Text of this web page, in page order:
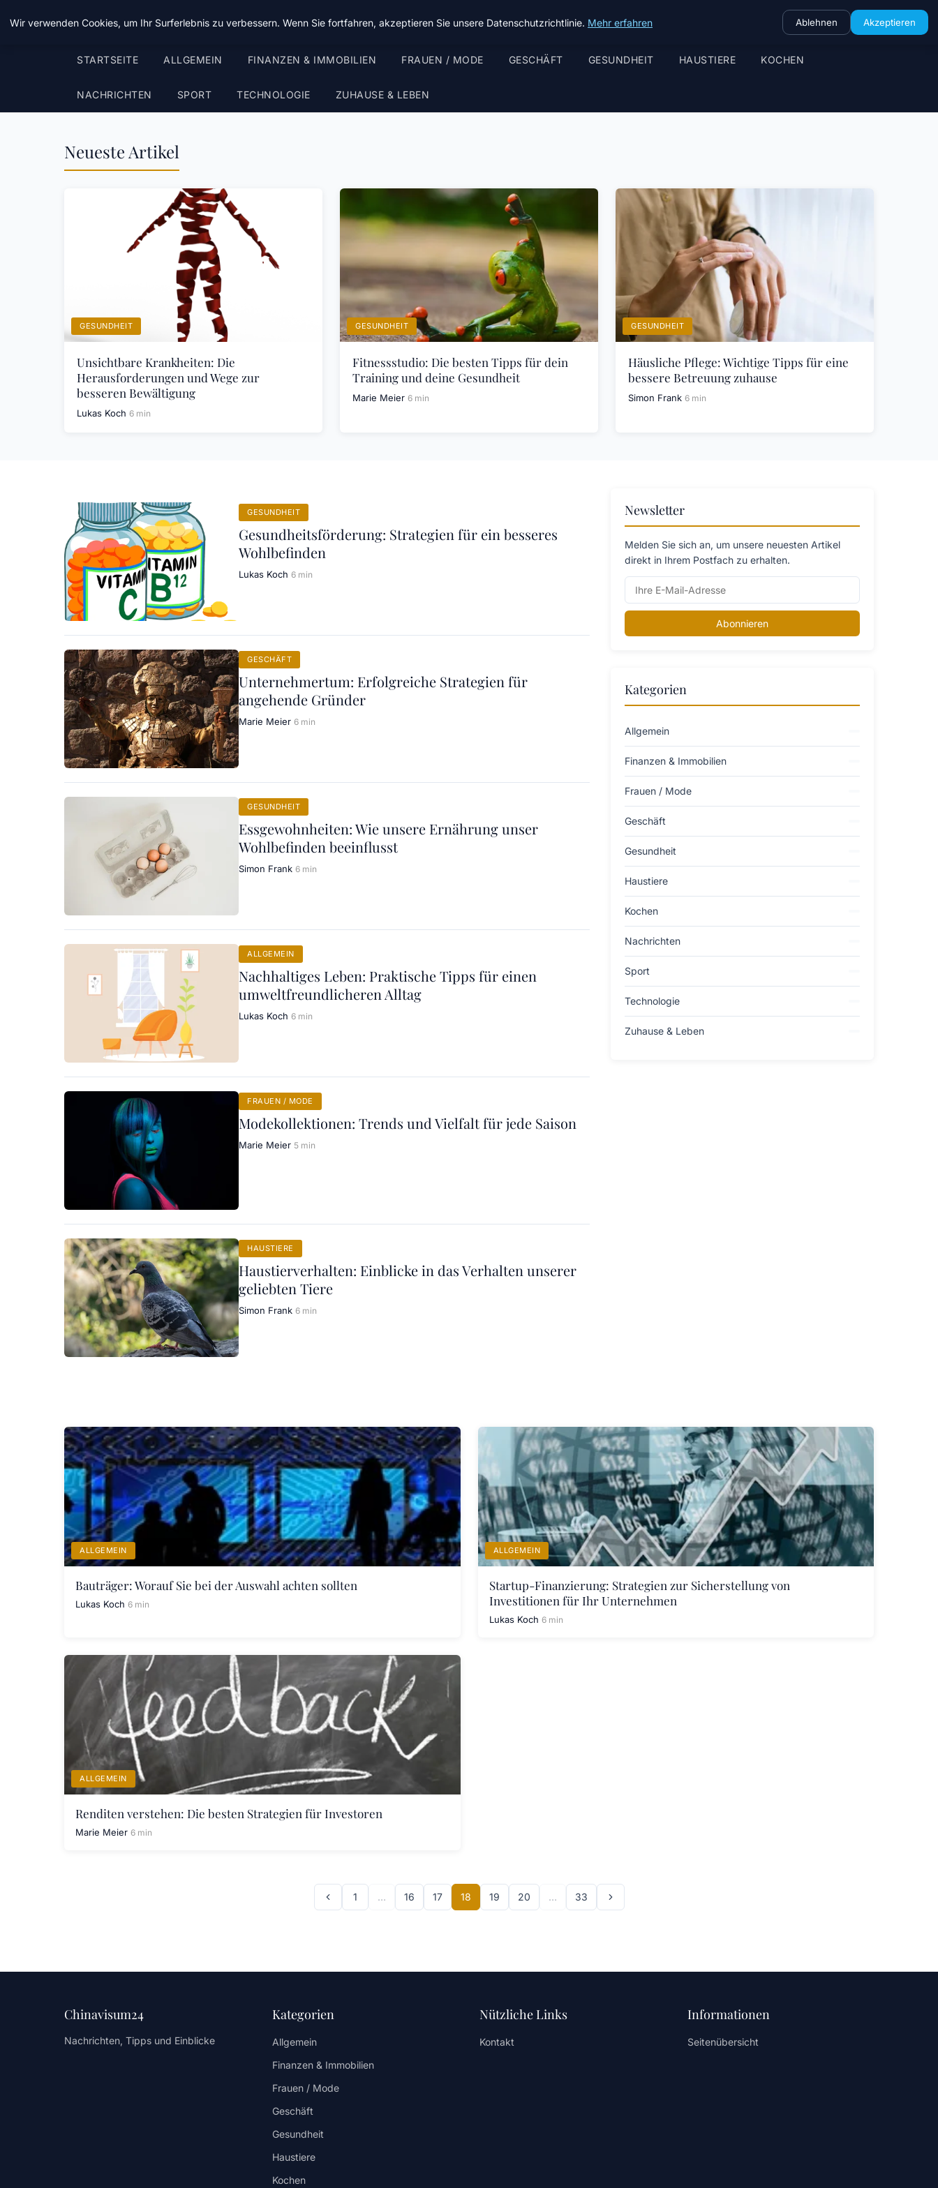
Chinavisum24
STARTSEITE ALLGEMEIN FINANZEN & IMMOBILIEN FRAUEN / MODE GESCHÄFT GESUNDHEIT HAUSTIERE KOCHEN
NACHRICHTEN SPORT TECHNOLOGIE ZUHAUSE & LEBEN
Neueste Artikel
GESUNDHEIT
Unsichtbare Krankheiten: Die
Herausforderungen und Wege zur
besseren Bewältigung
Lukas Koch 6 min
GESUNDHEIT
Fitnessstudio: Die besten Tipps für dein
Training und deine Gesundheit
Marie Meier 6 min
GESUNDHEIT
Häusliche Pflege: Wichtige Tipps für eine
bessere Betreuung zuhause
Simon Frank 6 min
GESUNDHEIT
Gesundheitsförderung: Strategien für ein besseres
Wohlbefinden
Lukas Koch 6 min
GESCHÄFT
Unternehmertum: Erfolgreiche Strategien für
angehende Gründer
Marie Meier 6 min
GESUNDHEIT
Essgewohnheiten: Wie unsere Ernährung unser
Wohlbefinden beeinflusst
Simon Frank 6 min
ALLGEMEIN
Nachhaltiges Leben: Praktische Tipps für einen
umweltfreundlicheren Alltag
Lukas Koch 6 min
FRAUEN / MODE
Modekollektionen: Trends und Vielfalt für jede Saison
Marie Meier 5 min
HAUSTIERE
Haustierverhalten: Einblicke in das Verhalten unserer
geliebten Tiere
Simon Frank 6 min
Newsletter
Melden Sie sich an, um unsere neuesten Artikel
direkt in Ihrem Postfach zu erhalten.
Abonnieren
Kategorien
Allgemein
Finanzen & Immobilien
Frauen / Mode
Geschäft
Gesundheit
Haustiere
Kochen
Nachrichten
Sport
Technologie
Zuhause & Leben
ALLGEMEIN
Bauträger: Worauf Sie bei der Auswahl achten sollten
Lukas Koch 6 min
ALLGEMEIN
Startup-Finanzierung: Strategien zur Sicherstellung von
Investitionen für Ihr Unternehmen
Lukas Koch 6 min
ALLGEMEIN
Renditen verstehen: Die besten Strategien für Investoren
Marie Meier 6 min
1 … 16 17 18 19 20 … 33
Chinavisum24
Nachrichten, Tipps und Einblicke
Kategorien
Allgemein
Finanzen & Immobilien
Frauen / Mode
Geschäft
Gesundheit
Haustiere
Kochen
Nützliche Links
Kontakt
Informationen
Seitenübersicht
Wir verwenden Cookies, um Ihr Surferlebnis zu verbessern. Wenn Sie fortfahren, akzeptieren Sie unsere Datenschutzrichtlinie. Mehr erfahren Ablehnen Akzeptieren